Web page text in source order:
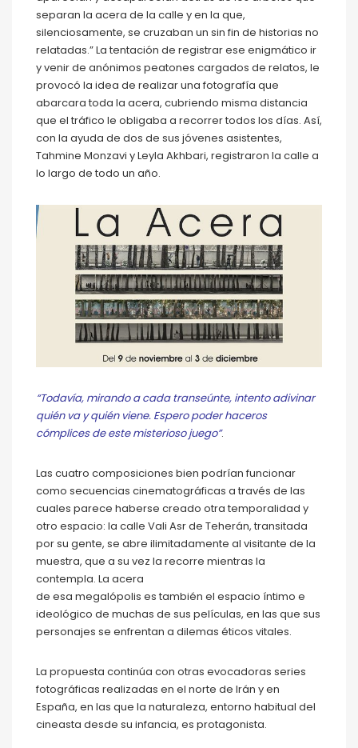
separan la acera de la calle y en la que,
silenciosamente, se cruzaban un sin fin de historias no
relatadas.” La tentación de registrar ese enigmático ir
y venir de anónimos peatones cargados de relatos, le
provocó la idea de realizar una fotografía que
abarcara toda la acera, cubriendo misma distancia
que el tráfico le obligaba a recorrer todos los días. Así,
con la ayuda de dos de sus jóvenes asistentes,
Tahmine Monzavi y Leyla Akhbari, registraron la calle a
lo largo de todo un año.
“Todavía, mirando a cada transeúnte, intento adivinar
quién va y quién viene. Espero poder haceros
cómplices de este misterioso juego”.
Las cuatro composiciones bien podrían funcionar
como secuencias cinematográficas a través de las
cuales parece haberse creado otra temporalidad y
otro espacio: la calle Vali Asr de Teherán, transitada
por su gente, se abre ilimitadamente al visitante de la
muestra, que a su vez la recorre mientras la
contempla. La acera
de esa megalópolis es también el espacio íntimo e
ideológico de muchas de sus películas, en las que sus
personajes se enfrentan a dilemas éticos vitales.
La propuesta continúa con otras evocadoras series
fotográficas realizadas en el norte de Irán y en
España, en las que la naturaleza, entorno habitual del
cineasta desde su infancia, es protagonista.